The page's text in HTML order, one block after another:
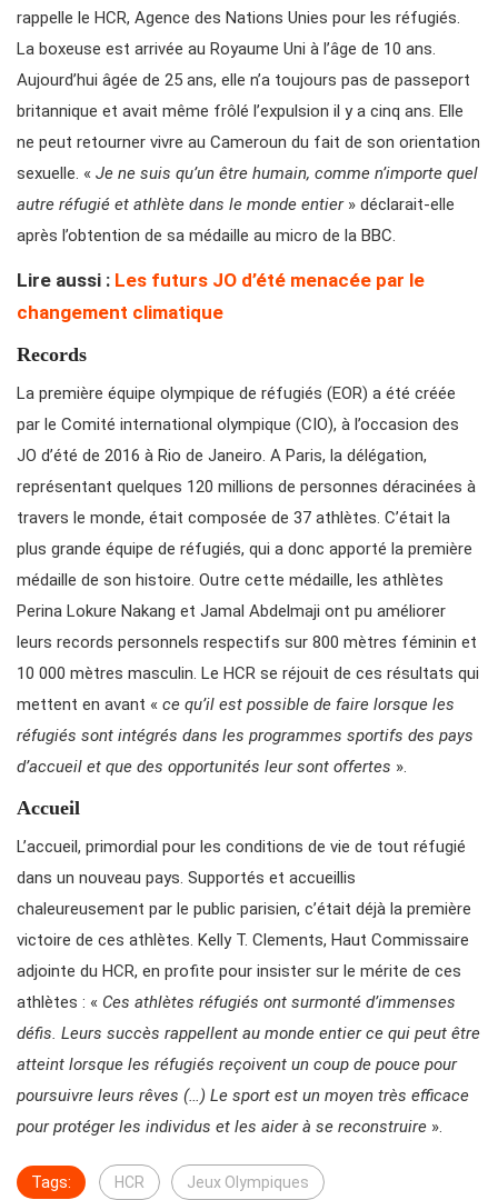
rappelle le HCR, Agence des Nations Unies pour les réfugiés.
La boxeuse est arrivée au Royaume Uni à l’âge de 10 ans.
Aujourd’hui âgée de 25 ans, elle n’a toujours pas de passeport
britannique et avait même frôlé l’expulsion il y a cinq ans. Elle
ne peut retourner vivre au Cameroun du fait de son orientation
sexuelle. « Je ne suis qu’un être humain, comme n’importe quel
autre réfugié et athlète dans le monde entier» déclarait-elle
après l’obtention de sa médaille au micro de la BBC.
Lire aussi : Les futurs JO d’été menacée par le
changement climatique
Records
La première équipe olympique de réfugiés (EOR) a été créée
par le Comité international olympique (CIO), à l’occasion des
JO d’été de 2016 à Rio de Janeiro. A Paris, la délégation,
représentant quelques 120 millions de personnes déracinées à
travers le monde, était composée de 37 athlètes. C’était la
plus grande équipe de réfugiés, qui a donc apporté la première
médaille de son histoire. Outre cette médaille, les athlètes
Perina Lokure Nakang et Jamal Abdelmaji ont pu améliorer
leurs records personnels respectifs sur 800 mètres féminin et
10 000 mètres masculin. Le HCR se réjouit de ces résultats qui
mettent en avant « ce qu’il est possible de faire lorsque les
réfugiés sont intégrés dans les programmes sportifs des pays
d’accueil et que des opportunités leur sont offertes ».
Accueil
L’accueil, primordial pour les conditions de vie de tout réfugié
dans un nouveau pays. Supportés et accueillis
chaleureusement par le public parisien, c’était déjà la première
victoire de ces athlètes. Kelly T. Clements, Haut Commissaire
adjointe du HCR, en profite pour insister sur le mérite de ces
athlètes : « Ces athlètes réfugiés ont surmonté d’immenses
défis. Leurs succès rappellent au monde entier ce qui peut être
atteint lorsque les réfugiés reçoivent un coup de pouce pour
poursuivre leurs rêves (…) Le sport est un moyen très efficace
pour protéger les individus et les aider à se reconstruire ».
Tags: HCR Jeux Olympiques